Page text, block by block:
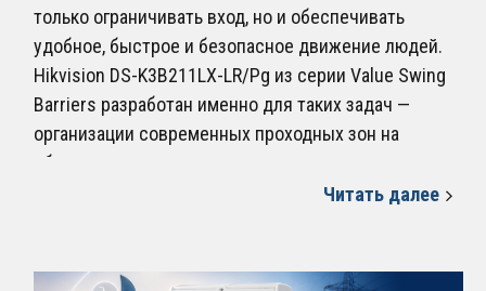
только ограничивать вход, но и обеспечивать
удобное, быстрое и безопасное движение людей.
Hikvision DS-K3B211LX-LR/Pg из серии Value Swing
Barriers разработан именно для таких задач —
организации современных проходных зон на
объектах различного назначения.
Читать далее